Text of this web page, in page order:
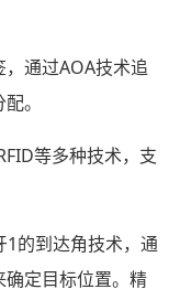
通过AOA技术追
。
等多种技术，支
1的到达角技术，通
定目标位置。精